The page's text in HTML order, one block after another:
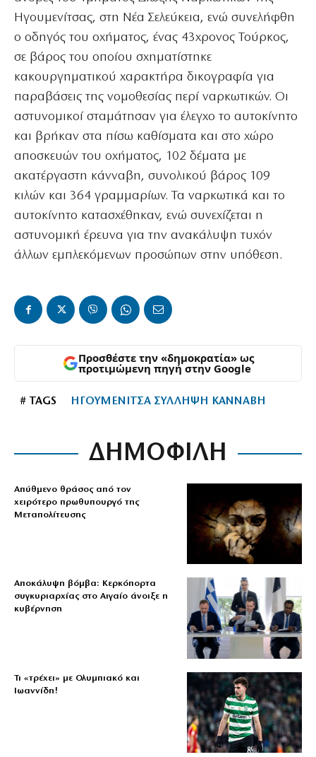
Ηγουμενίτσας, στη Νέα Σελεύκεια, ενώ συνελήφθη
ο οδηγός του οχήματος, ένας 43χρονος Τούρκος,
σε βάρος του οποίου σχηματίστηκε
κακουργηματικού χαρακτήρα δικογραφία για
παραβάσεις της νομοθεσίας περί ναρκωτικών. Οι
αστυνομικοί σταμάτησαν για έλεγχο το αυτοκίνητο
και βρήκαν στα πίσω καθίσματα και στο χώρο
αποσκευών του οχήματος, 102 δέματα με
ακατέργαστη κάνναβη, συνολικού βάρος 109
κιλών και 364 γραμμαρίων. Τα ναρκωτικά και το
αυτοκίνητο κατασχέθηκαν, ενώ συνεχίζεται η
αστυνομική έρευνα για την ανακάλυψη τυχόν
άλλων εμπλεκόμενων προσώπων στην υπόθεση.
Προσθέστε την «δημοκρατία» ως
προτιμώμενη πηγή στην Google
# TAGS ΗΓΟΥΜΕΝΙΤΣΑ ΣΥΛΛΗΨΗ ΚΑΝΝΑΒΗ
ΔΗΜΟΦΙΛΗ
Απύθμενο θράσος από τον
χειρότερο πρωθυπουργό της
Μεταπολίτευσης
Αποκάλυψη βόμβα: Κερκόπορτα
συγκυριαρχίας στο Αιγαίο άνοιξε η
κυβέρνηση
Τι «τρέχει» με Ολυμπιακό και
Ιωαννίδη!